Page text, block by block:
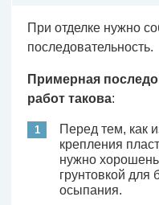
При отделке нужно
последовательность.
Примерная
работ такова:
Перед тем, как
крепления
нужно
грунтовкой для
осыпания.